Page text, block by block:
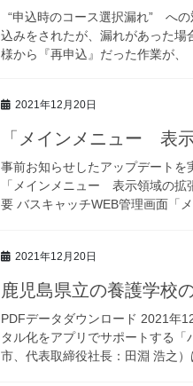
“申込時のコース選択漏れ” へ
込みをされたが、漏れがあった
様から『再申込』だった作
2021年12月20日
「メインメニュー 表
事前お知らせしたアップデートを
「メインメニュー 表示領域の拡
要 バスキャッチWEB管理画面「
2021年12月20日
鹿児島県立の養護学校
PDFデータダウンロード 2021年
タル化をアプリでサポートする
市、代表取締役社長：田淵 浩之